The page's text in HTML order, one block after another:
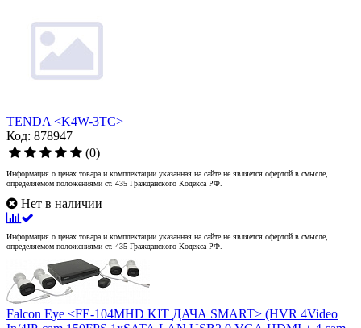
TENDA <K4W-3TC>
Код: 878947
(0)
Информация о ценах товара и комплектации указанная на сайте не является офертой в смысле,
определяемом положениями ст. 435 Гражданского Кодекса РФ.
Нет в наличии
Информация о ценах товара и комплектации указанная на сайте не является офертой в смысле,
определяемом положениями ст. 435 Гражданского Кодекса РФ.
Falcon Eye <FE-104MHD KIT ДАЧА SMART> (HVR 4Video